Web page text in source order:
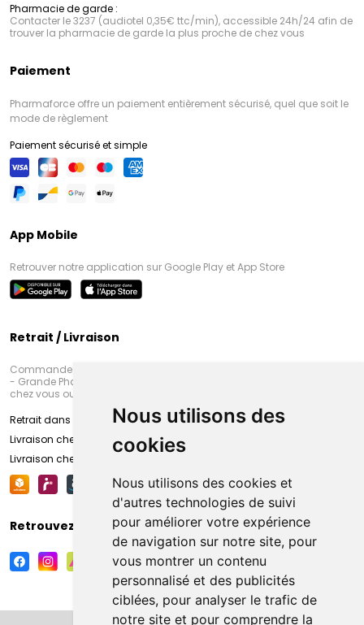
Nous utilisons des
cookies
Nous utilisons des cookies et
d'autres technologies de suivi
pour améliorer votre expérience
de navigation sur notre site, pour
vous montrer un contenu
personnalisé et des publicités
ciblées, pour analyser le trafic de
notre site et pour comprendre la
Pharmacie de garde :
Contacter le 3237 (audiotel 0,35€ ttc/min), accessible 24h/24 afin de
trouver la pharmacie de garde la plus proche de chez vous
Paiement
Pharmaforce offre un paiement entièrement sécurisé, quel que soit le
mode de règlement
Paiement sécurisé et simple
App Mobile
Retrouver notre application sur Google Play et App Store
Retrait / Livraison
Commandez en ligne et venez chercher votre commande à Amiens
- Grande Pharmacie d’Amiens (Fachon) ou recevez-là rapidement
chez vous ou en point retrait
Retrait dans la pharmacie d’Amiens
Livraison chez vous
Livraison chez votre commerçant
Retrouvez-nous sur vos réseaux sociaux